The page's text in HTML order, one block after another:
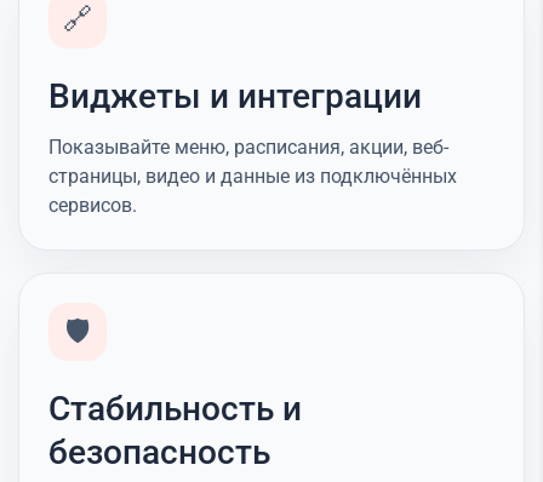
🔗
Виджеты и интеграции
Показывайте меню, расписания, акции, веб-
страницы, видео и данные из подключённых
сервисов.
🛡️
Стабильность и
безопасность